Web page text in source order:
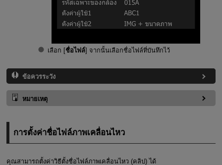
เลือก [ชื่อไฟล์] จากนั้นเลือกชื่อไฟล์ที่บันทึกไว้
ข้อควรระวัง
หมายเหตุ
การตั้งค่าชื่อไฟล์ภาพเคลื่อนไหว
คุณสามารถตั้งค่าวิธีตั้งชื่อไฟล์ภาพเคลื่อนไหว (คลิป) ได้